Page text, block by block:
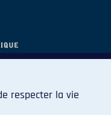
respecter la vie